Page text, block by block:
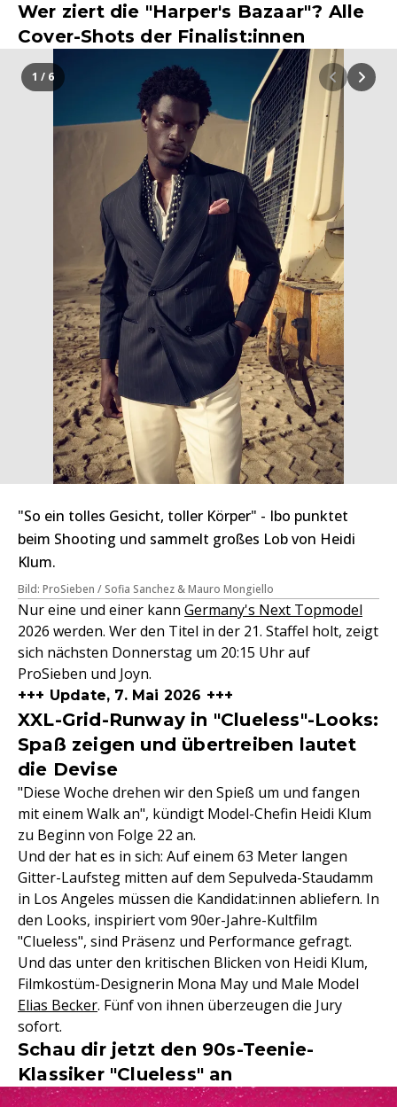
Wer ziert die "Harper's Bazaar"? Alle
Cover-Shots der Finalist:innen
"So ein tolles Gesicht, toller Körper" - Ibo punktet
beim Shooting und sammelt großes Lob von Heidi
Klum.
Bild: ProSieben / Sofia Sanchez & Mauro Mongiello
1 / 6
Nur eine und einer kann Germany's Next Topmodel
2026 werden. Wer den Titel in der 21. Staffel holt, zeigt
sich nächsten Donnerstag um 20:15 Uhr auf
ProSieben und Joyn.
+++ Update, 7. Mai 2026 +++
XXL-Grid-Runway in "Clueless"-Looks:
Spaß zeigen und übertreiben lautet
die Devise
"Diese Woche drehen wir den Spieß um und fangen
mit einem Walk an", kündigt Model-Chefin Heidi Klum
zu Beginn von Folge 22 an.
Und der hat es in sich: Auf einem 63 Meter langen
Gitter-Laufsteg mitten auf dem Sepulveda-Staudamm
in Los Angeles müssen die Kandidat:innen abliefern. In
den Looks, inspiriert vom 90er-Jahre-Kultfilm
"Clueless", sind Präsenz und Performance gefragt.
Und das unter den kritischen Blicken von Heidi Klum,
Filmkostüm-Designerin Mona May und Male Model
Elias Becker. Fünf von ihnen überzeugen die Jury
sofort.
Schau dir jetzt den 90s-Teenie-
Klassiker "Clueless" an